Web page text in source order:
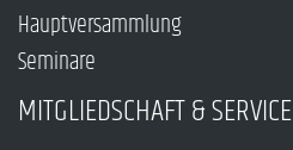
Hauptversammlung
Seminare
MITGLIEDSCHAFT & SERVICE